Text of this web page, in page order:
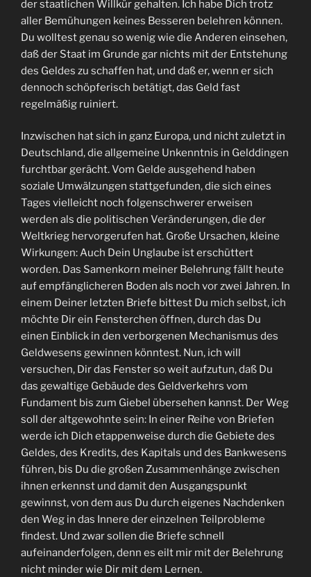
der staatlichen Willkür gehalten. Ich habe Dich trotz
aller Bemühungen keines Besseren belehren können.
Du wolltest genau so wenig wie die Anderen einsehen,
daß der Staat im Grunde gar nichts mit der Entstehung
des Geldes zu schaffen hat, und daß er, wenn er sich
dennoch schöpferisch betätigt, das Geld fast
regelmäßig ruiniert.
Inzwischen hat sich in ganz Europa, und nicht zuletzt in
Deutschland, die allgemeine Unkenntnis in Gelddingen
furchtbar gerächt. Vom Gelde ausgehend haben
soziale Umwälzungen stattgefunden, die sich eines
Tages vielleicht noch folgenschwerer erweisen
werden als die politischen Veränderungen, die der
Weltkrieg hervorgerufen hat. Große Ursachen, kleine
Wirkungen: Auch Dein Unglaube ist erschüttert
worden. Das Samenkorn meiner Belehrung fällt heute
auf empfänglicheren Boden als noch vor zwei Jahren. In
einem Deiner letzten Briefe bittest Du mich selbst, ich
möchte Dir ein Fensterchen öffnen, durch das Du
einen Einblick in den verborgenen Mechanismus des
Geldwesens gewinnen könntest. Nun, ich will
versuchen, Dir das Fenster so weit aufzutun, daß Du
das gewaltige Gebäude des Geldverkehrs vom
Fundament bis zum Giebel übersehen kannst. Der Weg
soll der altgewohnte sein: In einer Reihe von Briefen
werde ich Dich etappenweise durch die Gebiete des
Geldes, des Kredits, des Kapitals und des Bankwesens
führen, bis Du die großen Zusammenhänge zwischen
ihnen erkennst und damit den Ausgangspunkt
gewinnst, von dem aus Du durch eigenes Nachdenken
den Weg in das Innere der einzelnen Teilprobleme
findest. Und zwar sollen die Briefe schnell
aufeinanderfolgen, denn es eilt mir mit der Belehrung
nicht minder wie Dir mit dem Lernen.